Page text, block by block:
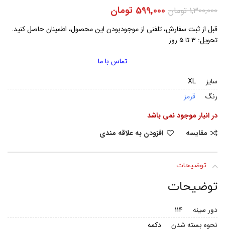
1,300,000تومان 599,000 تومان
قبل از ثبت سفارش، تلفنی از موجودبودن این محصول، اطمینان حاصل کنید.
تحویل: ۳ تا ۵ روز
تماس با ما
سایز
XL
رنگ
قرمز
در انبار موجود نمی باشد
مقایسه
افزودن به علاقه مندی
توضیحات
توضیحات
دور سینه
۱۱۴
نحوه بسته شدن
دکمه